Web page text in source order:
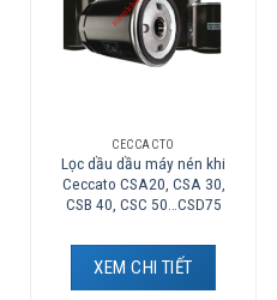
CECCACTO
Lọc dầu dầu máy nén khi
Ceccato CSA20, CSA 30,
CSB 40, CSC 50…CSD75
XEM CHI TIẾT